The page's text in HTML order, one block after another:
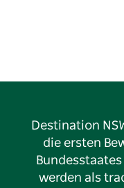
Destination
die ersten
werden als